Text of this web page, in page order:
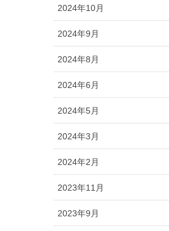
2024年10月
2024年9月
2024年8月
2024年6月
2024年5月
2024年3月
2024年2月
2023年11月
2023年9月